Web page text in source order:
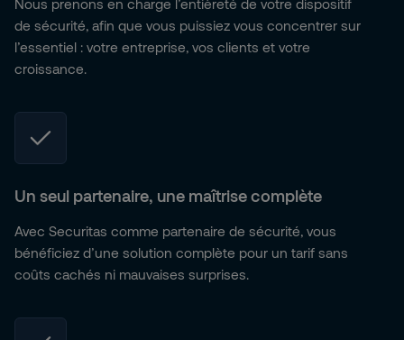
Nous prenons en charge l’entièreté de votre dispositif
de sécurité, afin que vous puissiez vous concentrer sur
l’essentiel : votre entreprise, vos clients et votre
croissance.
Un seul partenaire, une maîtrise complète
Avec Securitas comme partenaire de sécurité, vous
bénéficiez d’une solution complète pour un tarif sans
coûts cachés ni mauvaises surprises.